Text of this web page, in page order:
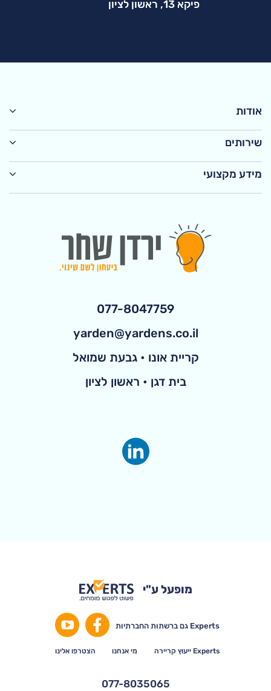
פיקא 13, ראשון לציון
אודות
שירותים
מידע מקצועי
077-8047759
yarden@yardens.co.il
קריית אונו • גבעת שמואל
בית דגן • ראשון לציון
מופעל ע"י
Experts גם ברשתות החברתיות
Experts ייעוץ קריירה מי אנחנו הצטרפו אלינו
077-8035065